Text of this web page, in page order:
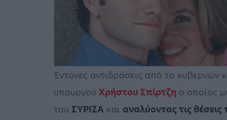
Έντονες αντιδράσεις από το
υπουργού Χρήστου Σπίρτζη ο οποίος
του ΣΥΡΙΖΑ και αναλύοντας τις